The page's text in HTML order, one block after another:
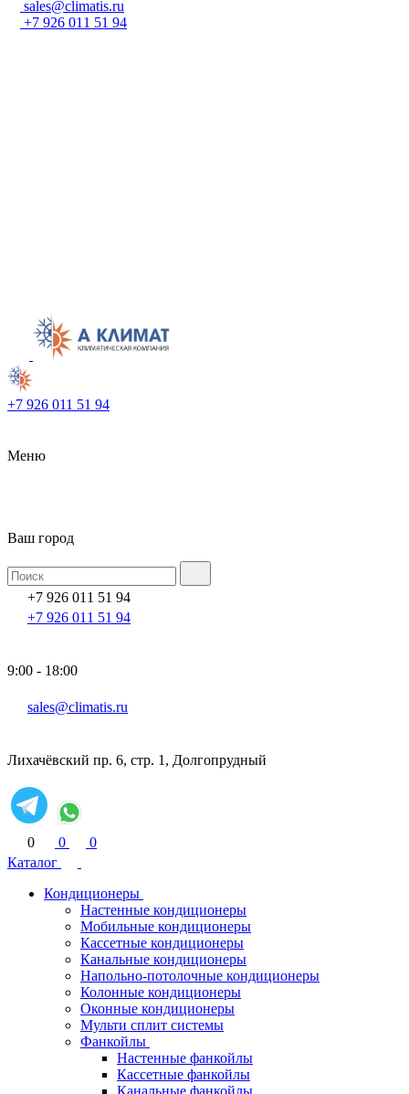
sales@climatis.ru
+7 926 011 51 94
+7 926 011 51 94
Меню
Ваш город
+7 926 011 51 94
+7 926 011 51 94
9:00 - 18:00
sales@climatis.ru
Лихачёвский пр. 6, стр. 1, Долгопрудный
0 0
0
Каталог
Кондиционеры
Настенные кондиционеры
Мобильные кондиционеры
Кассетные кондиционеры
Канальные кондиционеры
Напольно-потолочные кондиционеры
Колонные кондиционеры
Оконные кондиционеры
Мульти сплит системы
Фанкойлы
Настенные фанкойлы
Кассетные фанкойлы
Канальные фанкойлы